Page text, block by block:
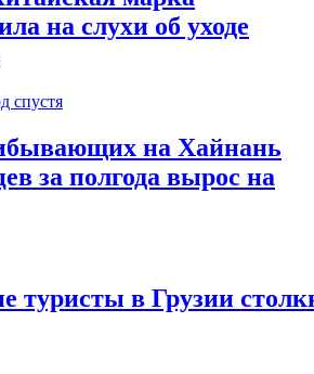
на слухи об уходе
спустя
на Хайнань
за полгода вырос на
туристы в Грузии